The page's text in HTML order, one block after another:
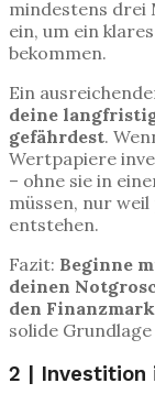
mindestens drei
ein, um ein
bekommen.
Ein
deine
gefährdest.
Wertpapiere
– ohne sie in
müssen, nur
entstehen.
Fazit: Beginne
deinen
den
solide
2 | Investition